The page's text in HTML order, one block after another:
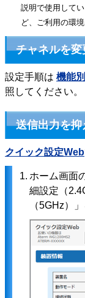
説明で使用して
ど、ご利用の環
チャネルを変
設定手順は 機能
照してください。
送信出力を抑
クイック設定Web
1. ホーム画面
細設定（
（5GHz）